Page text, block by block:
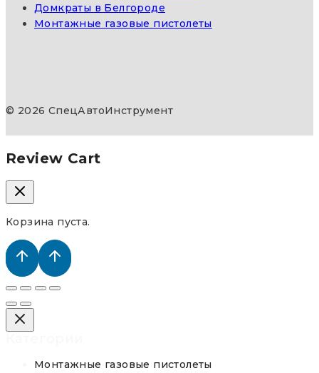
Домкраты в Белгороде
Монтажные газовые пистолеты
© 2026 СпецАвтоИнструмент
Review Cart
Корзина пуста.
Монтажные газовые пистолеты